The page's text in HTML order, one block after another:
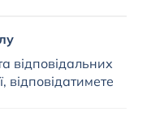
відповідальних
відповідатимете